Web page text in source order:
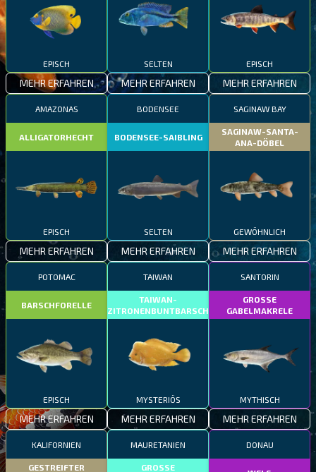
EPISCH
MEHR ERFAHREN
SELTEN
MEHR ERFAHREN
EPISCH
MEHR ERFAHREN
AMAZONAS
ALLIGATORHECHT
EPISCH
MEHR ERFAHREN
BODENSEE
BODENSEE-SAIBLING
SELTEN
MEHR ERFAHREN
SAGINAW BAY
SAGINAW-SANTA-
ANA-DÖBEL
GEWÖHNLICH
MEHR ERFAHREN
POTOMAC
BARSCHFORELLE
EPISCH
MEHR ERFAHREN
TAIWAN
TAIWAN-
ZITRONENBUNTBARSCH
MYSTERIÖS
MEHR ERFAHREN
SANTORIN
GROSSE
GABELMAKRELE
MYTHISCH
MEHR ERFAHREN
KALIFORNIEN
GESTREIFTER
MAURETANIEN
GROSSE
DONAU